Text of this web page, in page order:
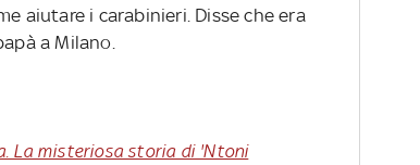
aiutare i carabinieri. Disse che era
a Milano.
La misteriosa storia di 'Ntoni